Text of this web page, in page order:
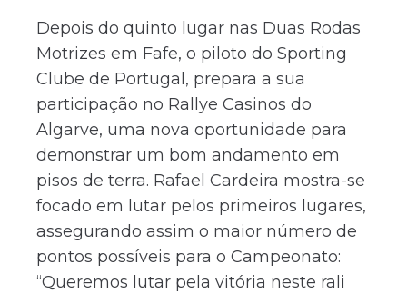
Depois do quinto lugar nas Duas Rodas
Motrizes em Fafe, o piloto do Sporting
Clube de Portugal, prepara a sua
participação no Rallye Casinos do
Algarve, uma nova oportunidade para
demonstrar um bom andamento em
pisos de terra. Rafael Cardeira mostra-se
focado em lutar pelos primeiros lugares,
assegurando assim o maior número de
pontos possíveis para o Campeonato:
“Queremos lutar pela vitória neste rali